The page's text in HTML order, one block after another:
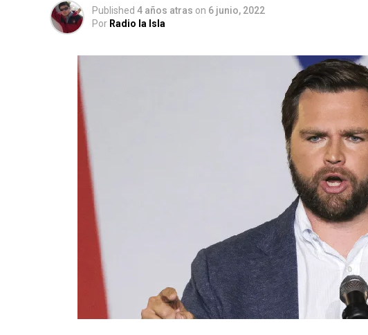
Published 4 años atras on 6 junio, 2022
Por Radio la Isla